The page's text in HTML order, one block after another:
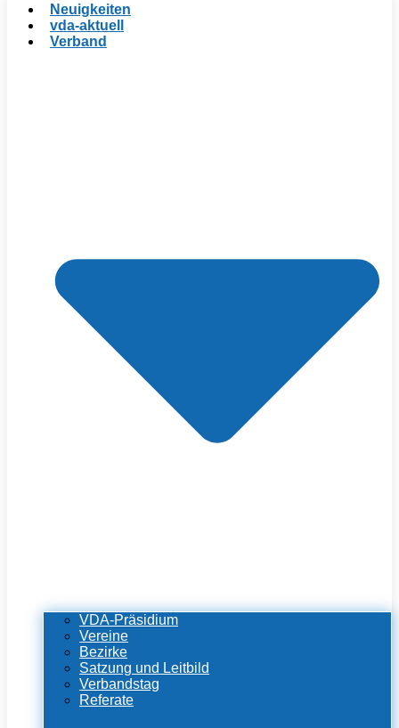
Neuigkeiten
vda-aktuell
Verband
VDA-Präsidium
Vereine
Bezirke
Satzung und Leitbild
Verbandstag
Referate